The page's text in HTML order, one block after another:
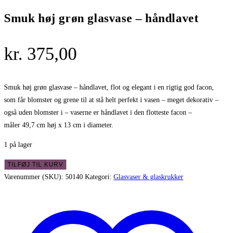
Smuk høj grøn glasvase – håndlavet
kr. 375,00
Smuk høj grøn glasvase – håndlavet, flot og elegant i en rigtig god facon,
som får blomster og grene til at stå helt perfekt i vasen – meget dekorativ –
også uden blomster i – vaserne er håndlavet i den flotteste facon –
måler 49,7 cm høj x 13 cm i diameter.
1 på lager
Smuk
høj
TILFØJ TIL KURV
Varenummer (SKU): 50140 Kategori: Glasvaser & glaskrukker